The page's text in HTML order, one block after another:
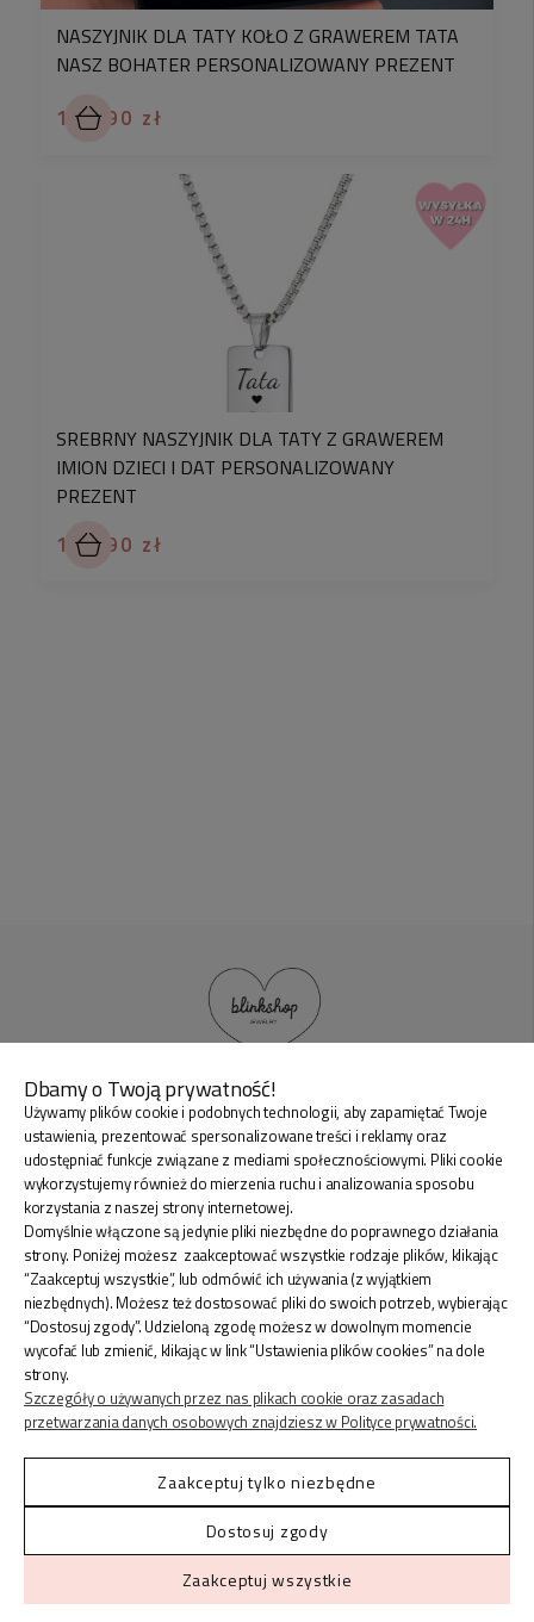
NASZYJNIK DLA TATY KOŁO Z GRAWEREM TATA
NASZ BOHATER PERSONALIZOWANY PREZENT
129,90 zł
SREBRNY NASZYJNIK DLA TATY Z GRAWEREM
IMION DZIECI I DAT PERSONALIZOWANY
PREZENT
129,90 zł
BLINK SHOP Joanna Pradellok, Dominów ul. Brylantowa
18 20-388 Lublin Polska
ZAKUPY
INFORMACJE
KONTO
Shoper.pl© 2026 Blinkshop ®
Made with
by Mamezi Studio
Dbamy o Twoją prywatność!
Używamy plików cookie i podobnych technologii, aby zapamiętać Twoje
ustawienia, prezentować spersonalizowane treści i reklamy oraz
udostępniać funkcje związane z mediami społecznościowymi. Pliki cookie
wykorzystujemy również do mierzenia ruchu i analizowania sposobu
korzystania z naszej strony internetowej.
Domyślnie włączone są jedynie pliki niezbędne do poprawnego działania
strony. Poniżej możesz zaakceptować wszystkie rodzaje plików, klikając
“Zaakceptuj wszystkie”, lub odmówić ich używania (z wyjątkiem
niezbędnych). Możesz też dostosować pliki do swoich potrzeb, wybierając
“Dostosuj zgody”. Udzieloną zgodę możesz w dowolnym momencie
wycofać lub zmienić, klikając w link “Ustawienia plików cookies” na dole
strony.
Szczegóły o używanych przez nas plikach cookie oraz zasadach
przetwarzania danych osobowych znajdziesz w Polityce prywatności.
Zaakceptuj tylko niezbędne
Dostosuj zgody
Zaakceptuj wszystkie